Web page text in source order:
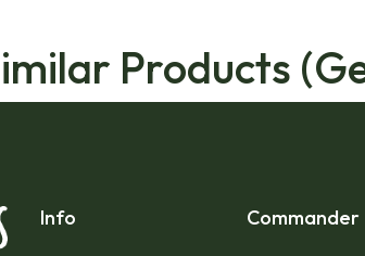
Products
Info Commander